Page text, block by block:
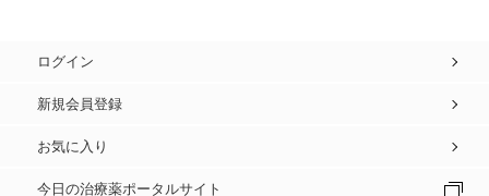
ログイン
新規会員登録
お気に入り
今日の治療薬ポータルサイト